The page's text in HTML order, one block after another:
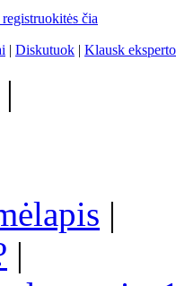
čia
| Diskutuok | Klausk eksperto
|
|
|